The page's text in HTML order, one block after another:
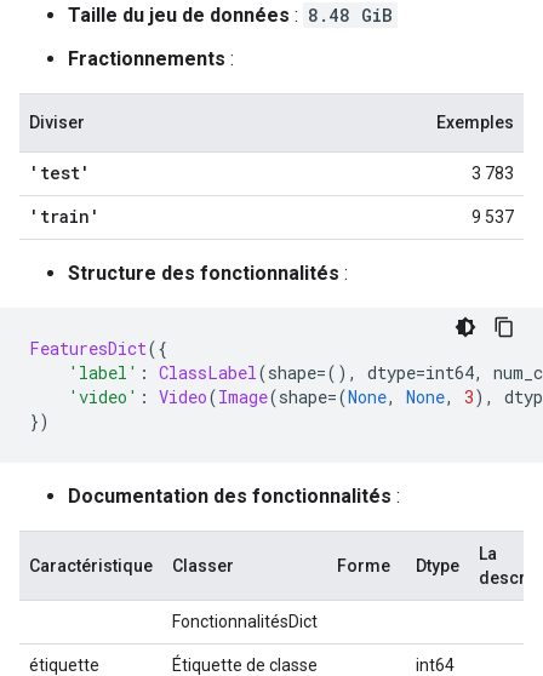
Taille du jeu de données : 8.48 GiB
Fractionnements :
Diviser Exemples
'test' 3 783
'train' 9 537
Structure des fonctionnalités :
FeaturesDict({
'label' : ClassLabel(shape=(), dtype=int64,
'video' : Video(Image(shape=(None, None, 3),
})
Documentation des fonctionnalités :
Caractéristique Classer Forme Dtype
La
FonctionnalitésDict
étiquette Étiquette de classe int64